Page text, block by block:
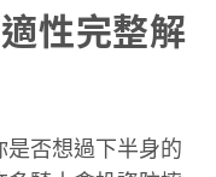
性完整解
否想過下半身的